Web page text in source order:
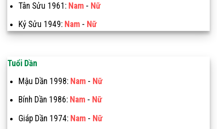
Tân Sửu 1961: Nam- Nữ
Kỷ Sửu 1949: Nam- Nữ
Tuổi Dần
Mậu Dần 1998: Nam- Nữ
Bính Dần 1986: Nam- Nữ
Giáp Dần 1974: Nam- Nữ